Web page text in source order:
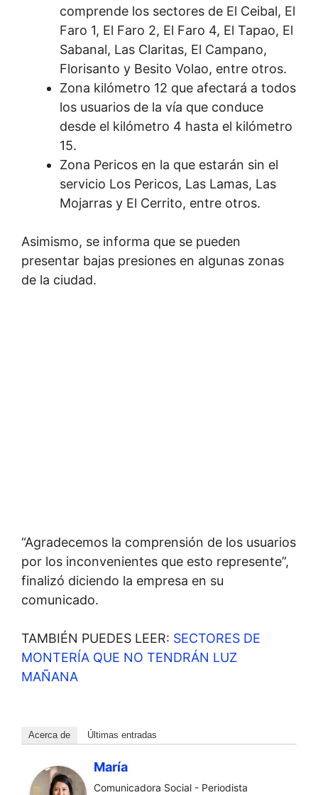
comprende los sectores de El Ceibal, El
Faro 1, El Faro 2, El Faro 4, El Tapao, El
Sabanal, Las Claritas, El Campano,
Florisanto y Besito Volao, entre otros.
Zona kilómetro 12 que afectará a todos
los usuarios de la vía que conduce
desde el kilómetro 4 hasta el kilómetro
15.
Zona Pericos en la que estarán sin el
servicio Los Pericos, Las Lamas, Las
Mojarras y El Cerrito, entre otros.
Asimismo, se informa que se pueden
presentar bajas presiones en algunas zonas
de la ciudad.
“Agradecemos la comprensión de los usuarios
por los inconvenientes que esto represente”,
finalizó diciendo la empresa en su
comunicado.
TAMBIÉN PUEDES LEER: SECTORES DE
MONTERÍA QUE NO TENDRÁN LUZ
MAÑANA
Acerca de Últimas entradas
María
Comunicadora Social - Periodista